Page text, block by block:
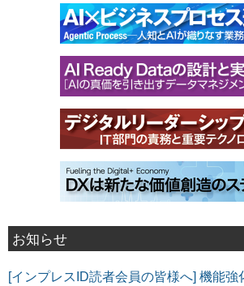
お知らせ
[インプレスID読者会員の皆様へ] 機能強